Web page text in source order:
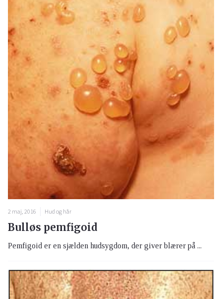
2 maj, 2016 Hud og hår
Bulløs pemfigoid
Pemfigoid er en sjælden hudsygdom, der giver blærer på ...